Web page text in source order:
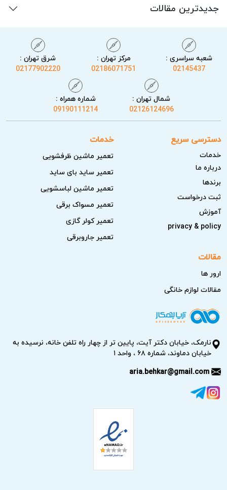
جدیدترین مقالات
شعبه سراسری :
02145437
مرکز تهران :
02186071751
شرق تهران :
02177902220
شمال تهران :
02126124696
شماره همراه :
09190111214
دسترسی سریع
خدمات
درباره ما
برندها
ثبت درخواست
آموزش
privacy & policy
خدمات
تعمیر ماشین ظرفشویی
تعمیر ساید بای ساید
تعمیر ماشین لباسشویی
تعمیر مسواک برقی
تعمیر کولر گازی
تعمیر جاروبرقی
مقالات
ارور ها
مقالات لوازم خانگی
نارمک، خیابان دکتر آیت، پایین تر از چهار راه تلفن خانه، نرسیده به
خیابان دماوند، شماره ۶۸ ، واحد ۱
aria.behkar@gmail.com